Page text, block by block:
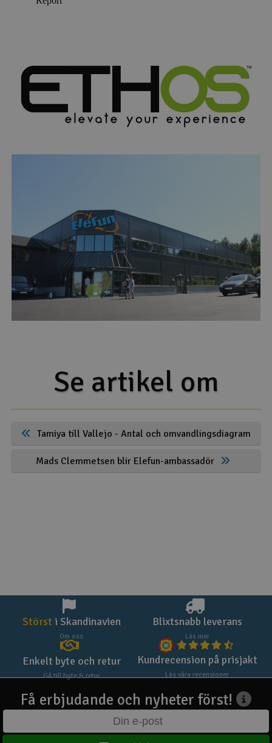
Se artikel om
Tamiya till Vallejo - Antal och omvandlingsdiagram
Mads Clemmetsen blir Elefun-ambassadör
Störst i Skandinavien
Om oss
Blixtsnabb leverans
Läs mer
Enkelt byte och retur
Gå till byte & retur
Kundrecension på prisjakt
Läs våra recensioner
Få erbjudande och nyheter först!